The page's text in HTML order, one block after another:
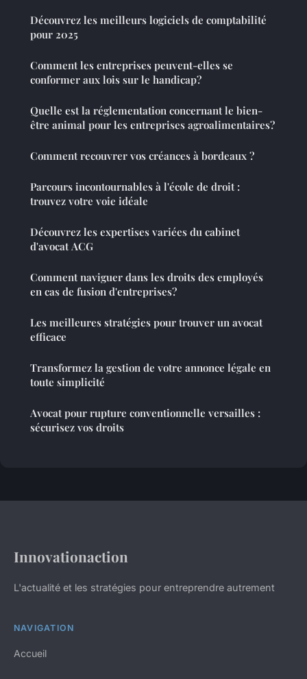
Découvrez les meilleurs logiciels de comptabilité
pour 2025
Comment les entreprises peuvent-elles se
conformer aux lois sur le handicap?
Quelle est la réglementation concernant le bien-
être animal pour les entreprises agroalimentaires?
Comment recouvrer vos créances à bordeaux ?
Parcours incontournables à l'école de droit :
trouvez votre voie idéale
Découvrez les expertises variées du cabinet
d'avocat ACG
Comment naviguer dans les droits des employés
en cas de fusion d'entreprises?
Les meilleures stratégies pour trouver un avocat
efficace
Transformez la gestion de votre annonce légale en
toute simplicité
Avocat pour rupture conventionnelle versailles :
sécurisez vos droits
Innovationaction
L'actualité et les stratégies pour entreprendre autrement
NAVIGATION
Accueil